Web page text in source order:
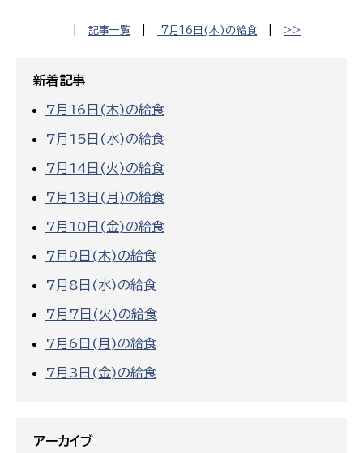
記事一覧 7月16日(木)の給食 >>
新着記事
7月16日(木)の給食
7月15日(水)の給食
7月14日(火)の給食
7月13日(月)の給食
7月10日(金)の給食
7月9日(木)の給食
7月8日(水)の給食
7月7日(火)の給食
7月6日(月)の給食
7月3日(金)の給食
アーカイブ